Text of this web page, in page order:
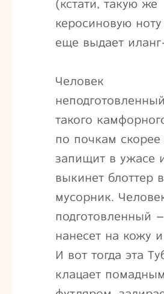
(кстати, такую же
керосиновую
еще выдает
Человек
такого
по почкам скорее
запищит в ужасе
выкинет блоттер в
мусорник.
подготовленный –
нанесет на кожу
И вот тогда эта
клацает помадным